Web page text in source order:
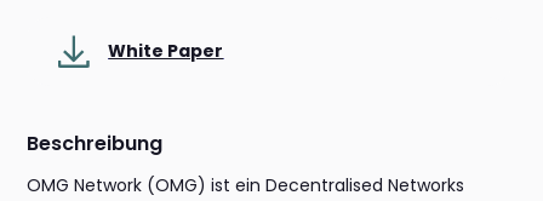
White Paper
Beschreibung
OMG Network (OMG) ist ein Decentralised Networks